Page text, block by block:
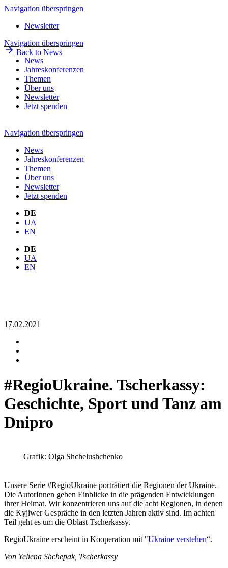
Navigation überspringen
Newsletter
Navigation überspringen
News
Jahreskonferenzen
Themen
Über uns
Newsletter
Jetzt spenden
Navigation überspringen
News
Jahreskonferenzen
Themen
Über uns
Newsletter
Jetzt spenden
DE
UA
EN
DE
UA
EN
Back to News
17.02.2021
#RegioUkraine. Tscherkassy:
Geschichte, Sport und Tanz am
Dnipro
Grafik: Olga Shchelushchenko
Unsere Serie #RegioUkraine porträtiert die Regionen der Ukraine.
Die AutorInnen geben Einblicke in die prägenden Entwicklungen
ihrer Heimat. Wir konzentrieren uns auf die acht Regionen, in denen
die Kyjiwer Gespräche in den letzten Jahren aktiv sind. Im achten
Teil geht es um die Oblast Tscherkassy.
RegioUkraine erscheint in Kooperation mit "Ukraine verstehen“.
Von Yeliena Shchepak, Tscherkassy